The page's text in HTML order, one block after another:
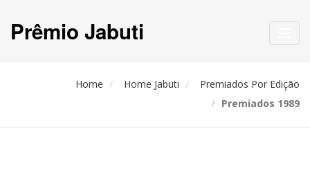
Prêmio Jabuti
Home Home Jabuti
Premiados Por Edição
Premiados 1989